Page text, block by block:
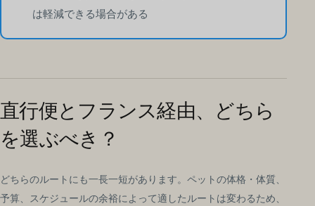
は軽減できる場合がある
直行便とフランス経由、どちら
を選ぶべき？
どちらのルートにも一長一短があります。ペットの体格・体質、
予算、スケジュールの余裕によって適したルートは変わるため、